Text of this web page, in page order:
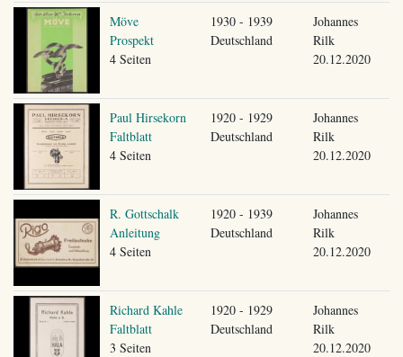
Möve
Prospekt
4 Seiten
1930 - 1939
Deutschland
Johannes
Rilk
20.12.2020
Paul Hirsekorn
Faltblatt
4 Seiten
1920 - 1929
Deutschland
Johannes
Rilk
20.12.2020
R. Gottschalk
Anleitung
4 Seiten
1920 - 1939
Deutschland
Johannes
Rilk
20.12.2020
Richard Kahle
Faltblatt
3 Seiten
1920 - 1929
Deutschland
Johannes
Rilk
20.12.2020